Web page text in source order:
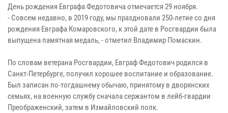
День рождения Евграфа Федотовича отмечается 29 ноября.
- Совсем недавно, в 2019 году, мы праздновали 250-летие со дня
рождения Евграфа Комаровского, к этой дате в Росгвардии была
выпущена памятная медаль, - отметил Владимир Помаскин.
По словам ветерана Росгвардии, Евграф Федотович родился в
Санкт-Петербурге, получил хорошее воспитание и образование.
Был записан по-тогдашнему обычаю, принятому в дворянских
семьях, на военную службу сначала сержантом в лейб-гвардии
Преображенский, затем в Измайловский полк.